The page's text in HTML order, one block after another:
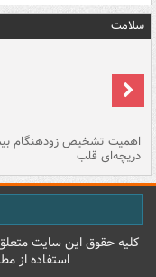
سلامت
اهمیت تشخیص زودهنگام
دریچه‌ای قلب
کليه حقوق اين سايت
استفاده از